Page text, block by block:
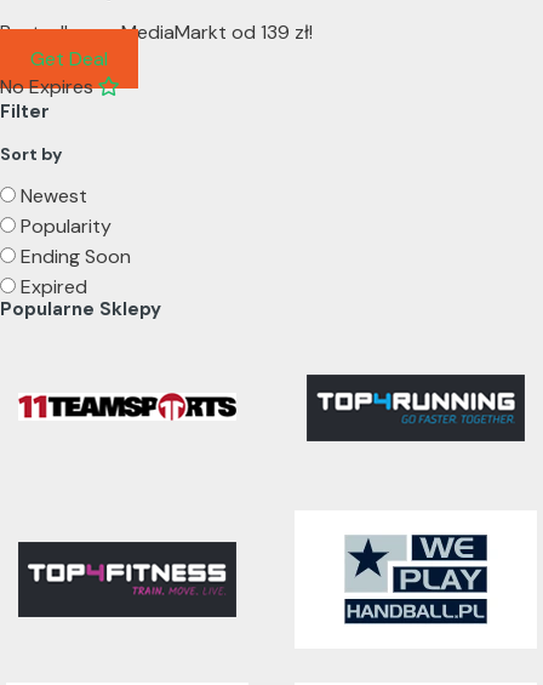
Bestsellery w MediaMarkt od 139 zł!
Get Deal
No Expires
Filter
Sort by
Newest
Popularity
Ending Soon
Expired
Popularne Sklepy